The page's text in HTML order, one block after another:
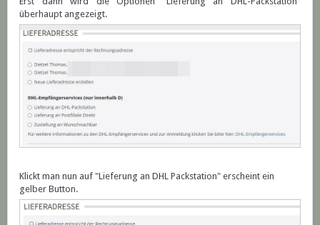
überhaupt angezeigt.
Klickt man nun auf "Lieferung an DHL Packstation" erscheint ein
gelber Button.